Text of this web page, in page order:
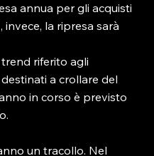
annua per gli acquisti
invece, la ripresa sarà
riferito agli
a crollare del
in corso è previsto
un tracollo. Nel